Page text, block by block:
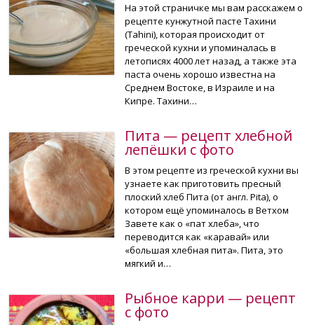
На этой страничке мы вам расскажем о
рецепте кунжутной пасте Тахини
(Tahini), которая происходит от
греческой кухни и упоминалась в
летописях 4000 лет назад, а также эта
паста очень хорошо известна на
Среднем Востоке, в Израиле и на
Кипре. Тахини…
Пита — рецепт хлебной
лепёшки с фото
В этом рецепте из греческой кухни вы
узнаете как приготовить пресный
плоский хлеб Пита (от англ. Pita), о
котором ещё упоминалось в Ветхом
Завете как о «пат хлеба», что
переводится как «каравай» или
«большая хлебная пита». Пита, это
мягкий и…
Рыбное карри — рецепт
с фото